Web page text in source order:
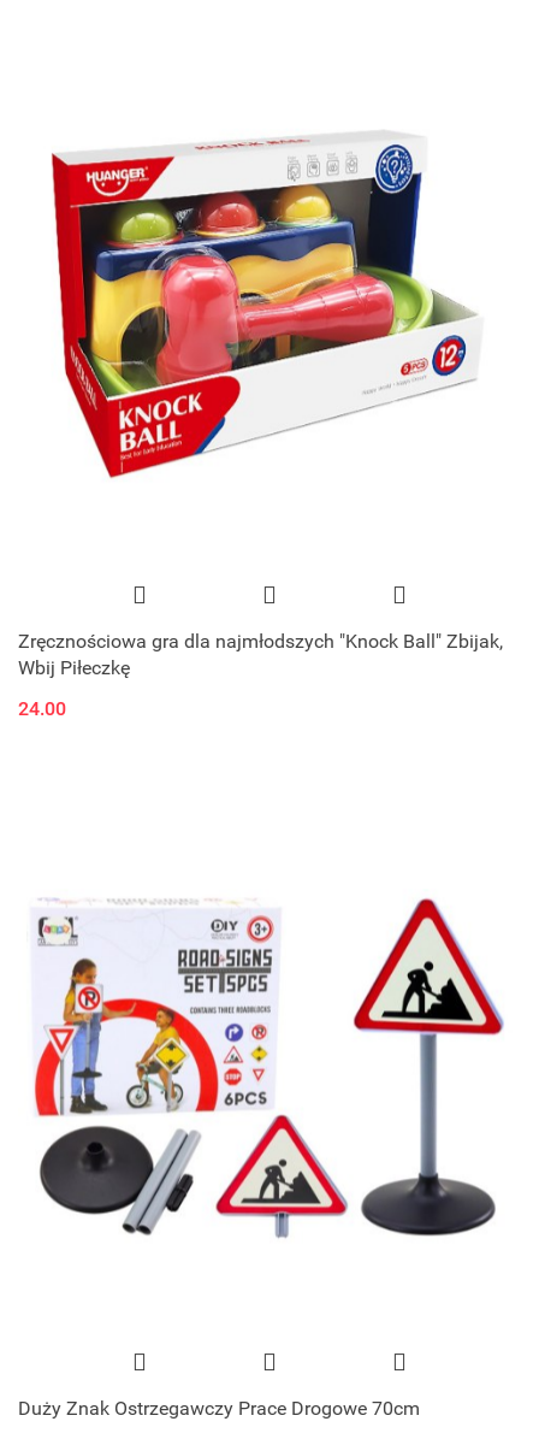
Zręcznościowa gra dla najmłodszych "Knock Ball" Zbijak,
Wbij Piłeczkę
24.00
Duży Znak Ostrzegawczy Prace Drogowe 70cm